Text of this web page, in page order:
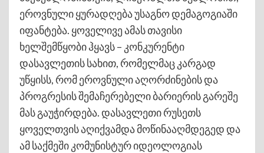
ეროვნული ყურადღება უსაგნო დემაგოგიაში
იფანტება. ყოველივე ამას თავისი
ხელშემწყობი ჰყავს – კონკურენტი
დასავლეთის სახით, რომელმაც კარგად
უწყისს, რომ ეროვნული აღორძინების და
პროგრესის შემაჩერებელი ბარიერის გარეშე
მას გაუჭირდება. დასავლეთი რუსეთს
ყოველთვის აღიქვამდა მოწინააღმდეგედ და
ამ საქმეში კომუნისტურ იდეოლოგიას